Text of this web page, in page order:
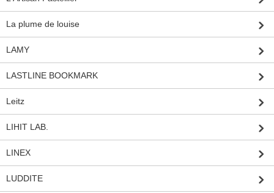
La plume de louise
LAMY
LASTLINE BOOKMARK
Leitz
LIHIT LAB.
LINEX
LUDDITE